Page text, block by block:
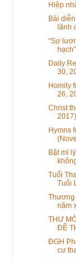
Hiệp
Bài
lãnh
“Sự
hạch”
Daily
30,
Homily
26,
Christ
2017)
Hymns
Bật mí
Tuổi
Tuổi
Thương
năm
THƯ
ĐỀ
ĐGH
cư